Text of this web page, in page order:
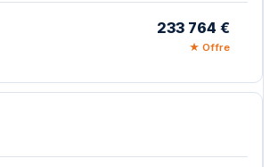
233 764 €
★ Offre